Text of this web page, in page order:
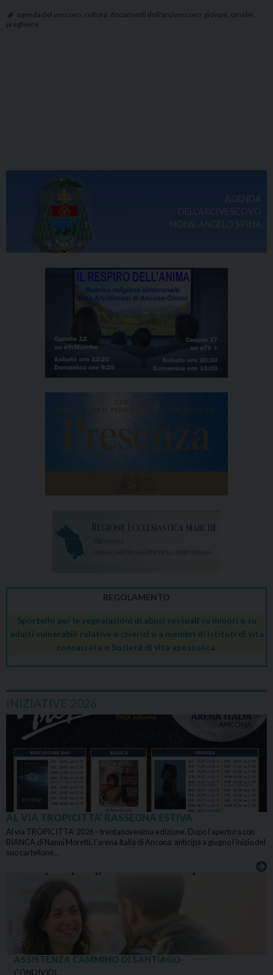
agenda del vescovo cultura documenti dell'arcivescovo giovani omelie
preghiere
AGENDA
DELL'ARCIVESCOVO
MONS. ANGELO SPINA
REGOLAMENTO
Sportello per le segnalazioni di abusi sessuali su minori o su
adulti vulnerabili relative a chierici o a membri di Istituti di vita
consacrata o Società di vita apostolica.
INIZIATIVE 2026
AL VIA TROPICITTA’ RASSEGNA ESTIVA
Al via TROPICITTA’ 2026 – trentanovesima edizione. Dopo l’apertura con
BIANCA di Nanni Moretti, l’arena Italia di Ancona, anticipa a giugno l’inizio del
suo cartellone…
ASSISTENZA CAMMINO DI SANTIAGO
CONDIVIDI…